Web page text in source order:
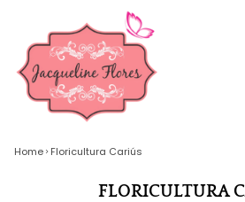
Home Floricultura Cariús
FLORICULTURA